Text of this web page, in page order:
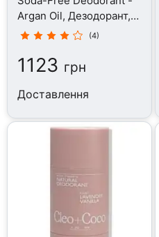
Argan Oil, Дезодорант,
85 г
(4)
1123 грн
Доставлення